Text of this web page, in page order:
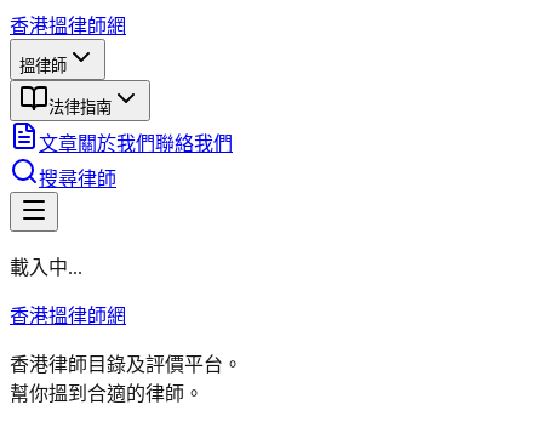
香港搵律師網
搵律師
法律指南
文章關於我們聯絡我們
搜尋律師
載入中...
香港搵律師網
香港律師目錄及評價平台。
幫你搵到合適的律師。